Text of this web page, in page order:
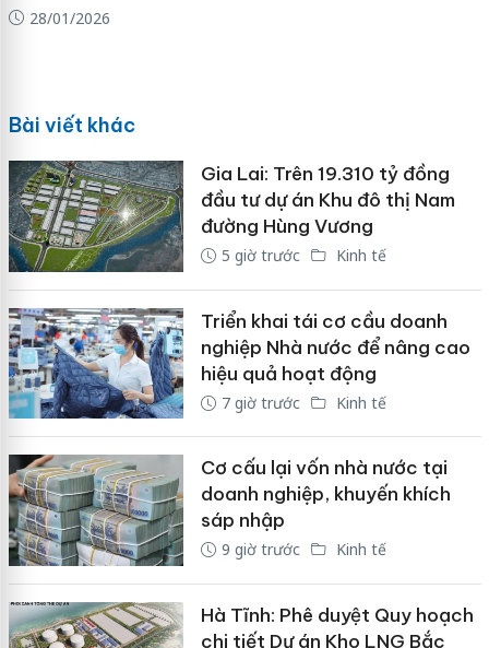
28/01/2026
Bài viết khác
Gia Lai: Trên 19.310 tỷ đồng
đầu tư dự án Khu đô thị Nam
đường Hùng Vương
5 giờ trước Kinh tế
Triển khai tái cơ cầu doanh
nghiệp Nhà nước để nâng cao
hiệu quả hoạt động
7 giờ trước Kinh tế
Cơ cấu lại vốn nhà nước tại
doanh nghiệp, khuyến khích
sáp nhập
9 giờ trước Kinh tế
Hà Tĩnh: Phê duyệt Quy hoạch
chi tiết Dự án Kho LNG Bắc